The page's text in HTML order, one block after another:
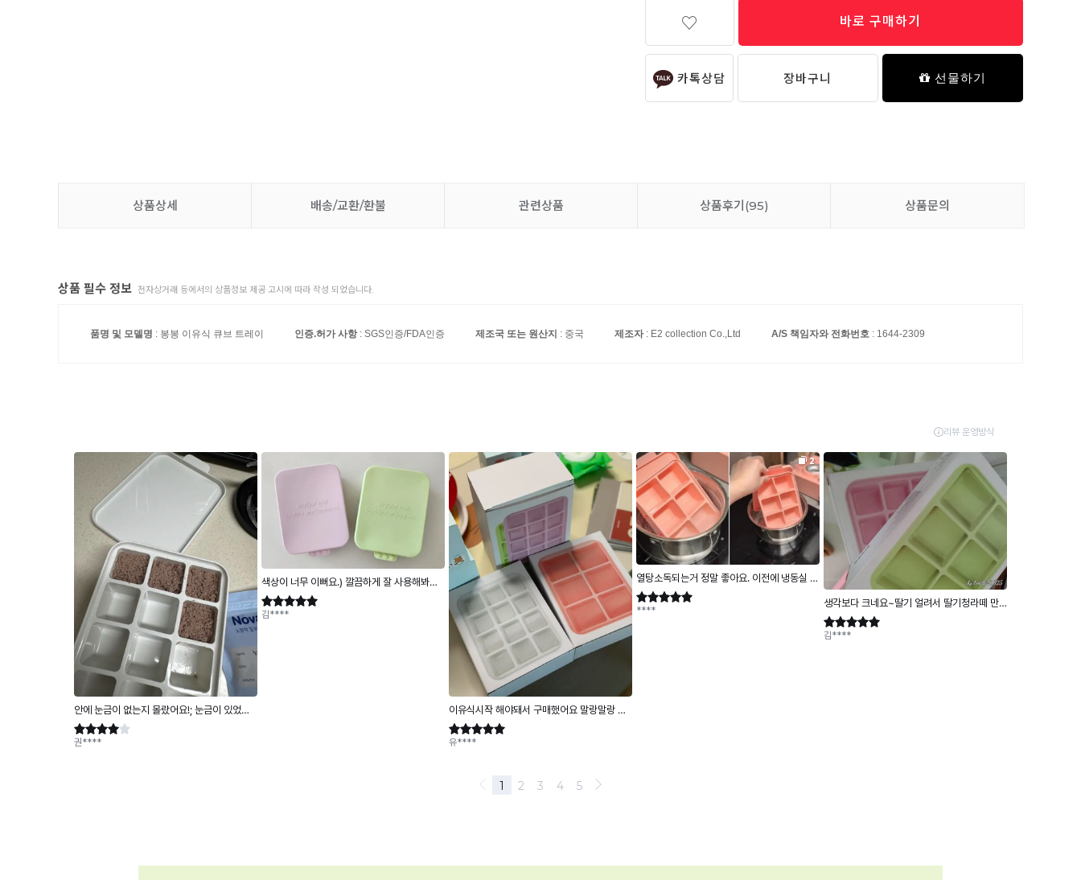
7,900원
바로 구매하기
카톡상담 장바구니 선물하기
상품상세 배송/교환/환불 관련상품 상품후기(95) 상품문의
상품 필수 정보 전자상거래 등에서의 상품정보 제공 고시에 따라 작성 되었습니다.
품명 및 모델명 : 봉봉 이유식 큐브 트레이 인증.허가 사항: SGS인증/FDA인증 제조국 또는 원산지 : 중국 제조자: E2 collection Co.,Ltd A/S 책임자와 전화번호 : 1644-2309